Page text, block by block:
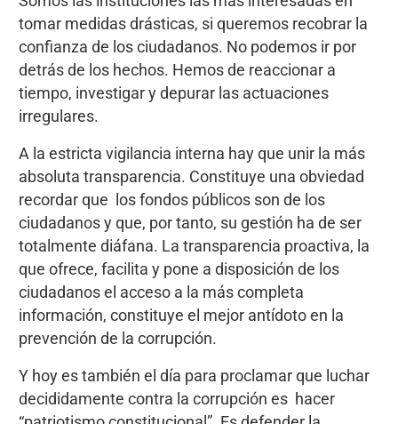
tomar medidas drásticas, si queremos recobrar la
confianza de los ciudadanos. No podemos ir por
detrás de los hechos. Hemos de reaccionar a
tiempo, investigar y depurar las actuaciones
irregulares.
A la estricta vigilancia interna hay que unir la más
absoluta transparencia. Constituye una obviedad
recordar que los fondos públicos son de los
ciudadanos y que, por tanto, su gestión ha de ser
totalmente diáfana. La transparencia proactiva, la
que ofrece, facilita y pone a disposición de los
ciudadanos el acceso a la más completa
información, constituye el mejor antídoto en la
prevención de la corrupción.
Y hoy es también el día para proclamar que luchar
decididamente contra la corrupción es hacer